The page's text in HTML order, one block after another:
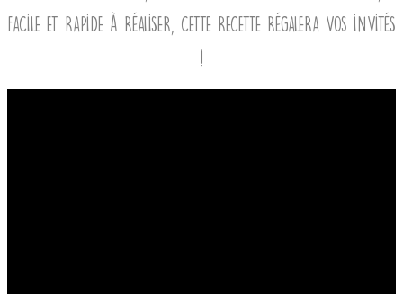
facile et rapide à réaliser, cette recette régalera vos invités
!